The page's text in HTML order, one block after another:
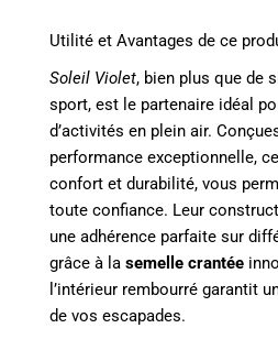
Utilité et Avantages de ce
Soleil Violet, bien plus que de
sport, est le partenaire idéal
d’activités en plein air.
performance exceptionnelle,
confort et durabilité, vous
toute confiance. Leur
une adhérence parfaite sur
grâce à la semelle crantée
l’intérieur rembourré garantit
de vos escapades.